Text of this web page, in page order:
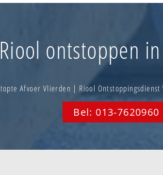
Riool ontstoppen
Afvoer Vlierden | Riool
Bel: 013-7620960